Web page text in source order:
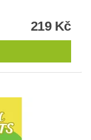
219 Kč